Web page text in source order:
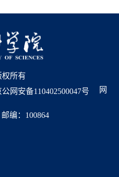
权所有
公网安备110402500047号
网
编：100864